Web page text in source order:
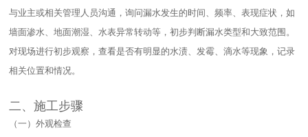
与业主或相关管理人员沟通，询问漏水发生的时间、频率、表现症状，如
墙面渗水、地面潮湿、水表异常转动等，初步判断漏水类型和大致范围。​
对现场进行初步观察，查看是否有明显的水渍、发霉、滴水等现象，记录
相关位置和情况。​
二、施工步骤​
（一）外观检查​